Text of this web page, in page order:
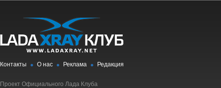
Контакты О нас Реклама Редакция
Проект Официального Лада Клуба